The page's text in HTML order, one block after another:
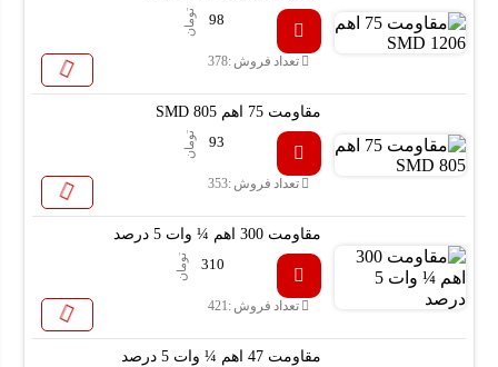
98
تومان
تعداد فروش :378
مقاومت 75 اهم SMD 805
93
تومان
تعداد فروش :353
مقاومت 300 اهم ¼ وات 5 درصد
310
تومان
تعداد فروش :421
مقاومت 47 اهم ¼ وات 5 درصد